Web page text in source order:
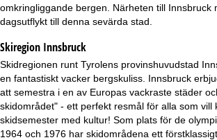
d
a
omkringliggande bergen. Närheten till Innsbruck
dagsutflykt till denna sevärda stad.
Skiregion Innsbruck
Skidregionen runt Tyrolens provinshuvudstad
en fantastiskt vacker bergskuliss. Innsbruck
att semestra i en av Europas vackraste städer
skidområdet" - ett perfekt resmål för alla som vill
skidsemester med kultur! Som plats för de
1964 och 1976 har skidområdena ett